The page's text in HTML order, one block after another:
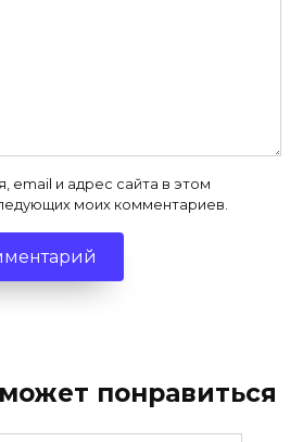
email и адрес сайта в этом
моих комментариев.
понравиться